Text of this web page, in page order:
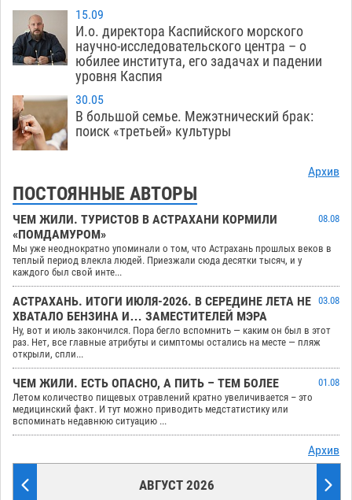
15.09
И.о. директора Каспийского морского
научно-исследовательского центра – о
юбилее института, его задачах и падении
уровня Каспия
30.05
В большой семье. Межэтнический брак:
поиск «третьей» культуры
Архив
ПОСТОЯННЫЕ АВТОРЫ
ЧЕМ ЖИЛИ. ТУРИСТОВ В АСТРАХАНИ КОРМИЛИ
«ПОМДАМУРОМ»
08.08
Мы уже неоднократно упоминали о том, что Астрахань прошлых веков в
теплый период влекла людей. Приезжали сюда десятки тысяч, и у
каждого был свой инте...
АСТРАХАНЬ. ИТОГИ ИЮЛЯ-2026. В СЕРЕДИНЕ ЛЕТА НЕ
ХВАТАЛО БЕНЗИНА И… ЗАМЕСТИТЕЛЕЙ МЭРА
03.08
Ну, вот и июль закончился. Пора бегло вспомнить — каким он был в этот
раз. Нет, все главные атрибуты и симптомы остались на месте — пляж
открыли, спли...
ЧЕМ ЖИЛИ. ЕСТЬ ОПАСНО, А ПИТЬ – ТЕМ БОЛЕЕ
01.08
Летом количество пищевых отравлений кратно увеличивается – это
медицинский факт. И тут можно приводить медстатистику или
вспоминать недавнюю ситуацию ...
Архив
АВГУСТ 2026